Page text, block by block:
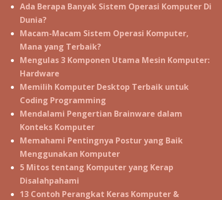
Ada Berapa Banyak Sistem Operasi Komputer Di
Dunia?
Macam-Macam Sistem Operasi Komputer,
Mana yang Terbaik?
Mengulas 3 Komponen Utama Mesin Komputer:
Hardware
Memilih Komputer Desktop Terbaik untuk
Coding Programming
Mendalami Pengertian Brainware dalam
Konteks Komputer
Memahami Pentingnya Postur yang Baik
Menggunakan Komputer
5 Mitos tentang Komputer yang Kerap
Disalahpahami
13 Contoh Perangkat Keras Komputer &